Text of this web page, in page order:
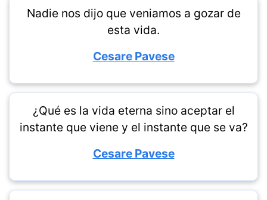
Nadie nos dijo que veniamos a gozar de
esta vida.
Cesare Pavese
¿Qué es la vida eterna sino aceptar el
instante que viene y el instante que se va?
Cesare Pavese